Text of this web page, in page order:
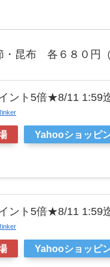
昆布 各６８０円（
ント5倍★8/11 1:59
Yahooショッピ
ント5倍★8/11 1:59
Yahooショッピ